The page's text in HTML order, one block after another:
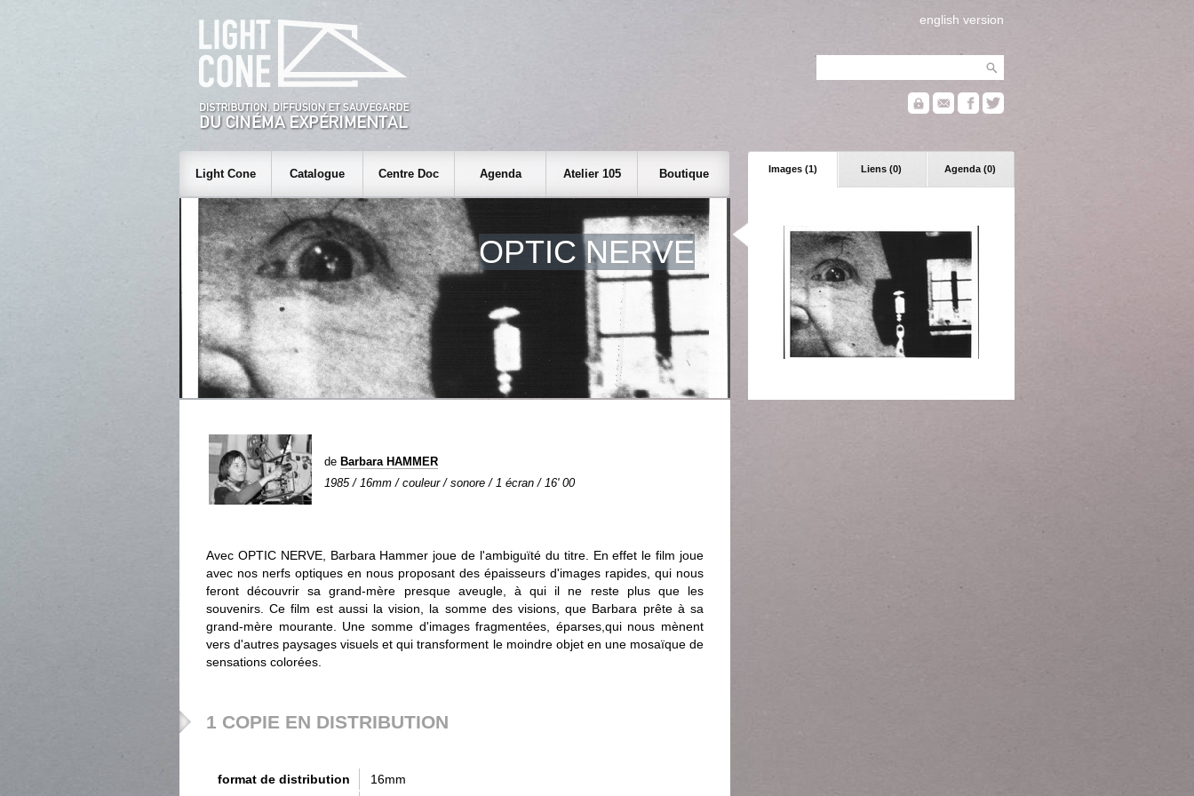
english version
Images (1) Liens (0) Agenda (0)
Light Cone Catalogue Centre Doc Agenda Atelier 105 Boutique
OPTIC NERVE
de Barbara HAMMER
1985 / 16mm / couleur / sonore / 1 écran / 16' 00
Avec OPTIC NERVE, Barbara Hammer joue de l'ambiguïté du titre. En effet le film joue
avec nos nerfs optiques en nous proposant des épaisseurs d'images rapides, qui nous
feront découvrir sa grand-mère presque aveugle, à qui il ne reste plus que les
souvenirs. Ce film est aussi la vision, la somme des visions, que Barbara prête à sa
grand-mère mourante. Une somme d'images fragmentées, éparses,qui nous mènent
vers d'autres paysages visuels et qui transforment le moindre objet en une mosaïque de
sensations colorées.
1 COPIE EN DISTRIBUTION
format de distribution
16mm